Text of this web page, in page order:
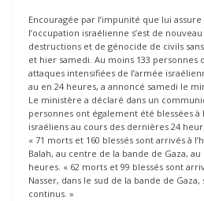
Encouragée par l’impunité que lui
l’occupation israélienne s’est de
destructions et de génocide de civils
et hier samedi. Au moins 133 personnes
attaques intensifiées de l’armée
au en 24 heures, a annoncé samedi le
Le ministère a déclaré dans un
personnes ont également été blessées
israéliens au cours des dernières 24
« 71 morts et 160 blessés sont arrivés à
Balah, au centre de la bande de Gaza,
heures. « 62 morts et 99 blessés sont
Nasser, dans le sud de la bande de
continus. »